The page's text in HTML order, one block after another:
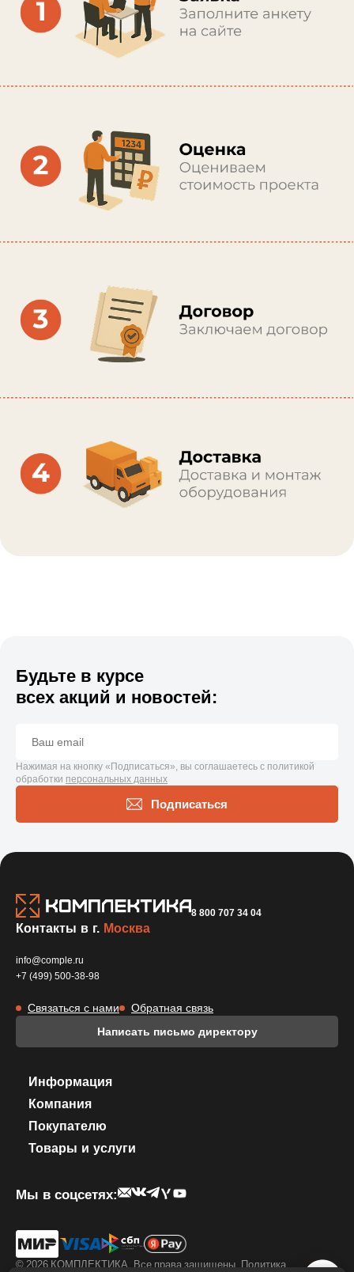
Будьте в курсе
всех акций и новостей:
Нажимая на кнопку «Подписаться», вы соглашаетесь с политикой
обработки персональных данных
Подписаться
8 800 707 34 04
Написать письмо директору
Информация
Компания
Покупателю
Товары и услуги
Контакты в г. Москва
info@comple.ru
+7 (499) 500-38-98
Связаться с нами Обратная связь
© 2026 КОМПЛЕКТИКА. Все права защищены. Политика
Мы в соцсетях: